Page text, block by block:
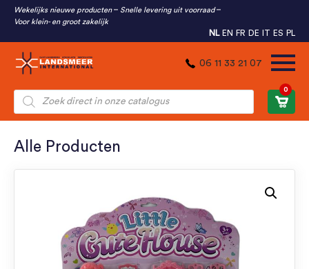
Wekelijks nieuwe producten
Snelle levering uit voorraad
Voor klein- en groot zakelijk
NL EN FR DE IT ES PL
06 11 33 21 07
Producten
zoeken
0
Alle Producten